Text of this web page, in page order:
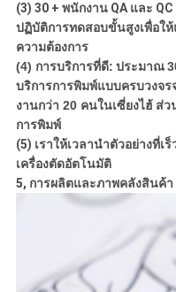
(3) 30 + พนักงาน QA และ
ปฏิบัติการทดสอบขั้นสูงเพื่อใ
ความต้องการ
(4) การบริการที่ดี: ประมาณ
บริการการพิมพ์แบบครบวงจ
งานกว่า 20 คนในเซี่ยงไฮ้ ส่ว
การพิมพ์
(5) เราให้เวลานำตัวอย่างที่เ
เครื่องตัดอัตโนมัติ
5, การผลิตและภาพคลังสินค้า